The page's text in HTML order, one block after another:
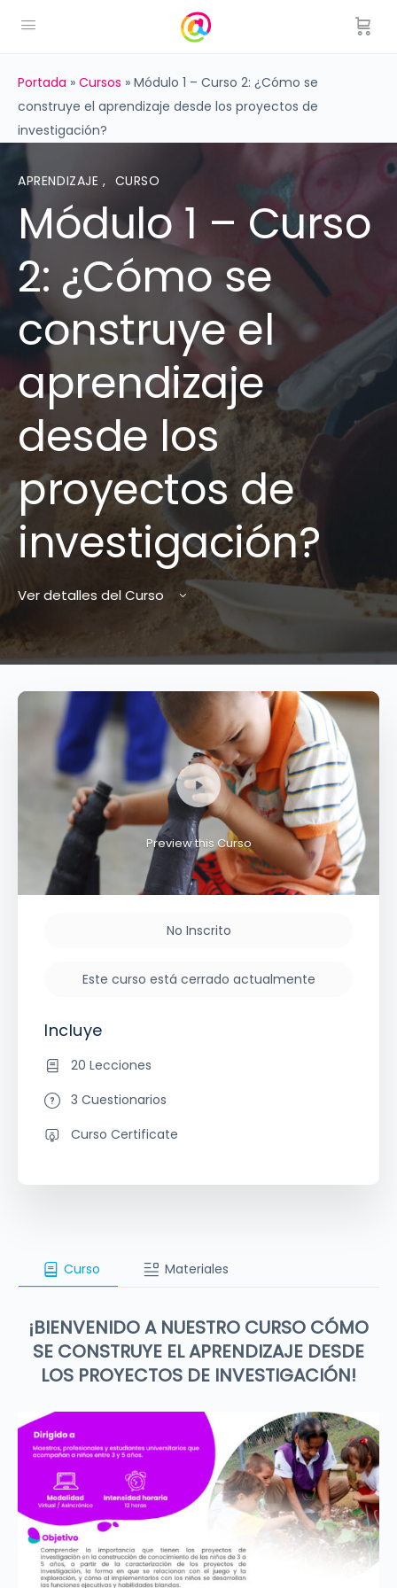
Portada » Cursos » Módulo 1 – Curso 2: ¿Cómo se
construye el aprendizaje desde los proyectos de
investigación?
APRENDIZAJE, CURSO
Módulo 1 – Curso
2: ¿Cómo se
construye el
aprendizaje
desde los
proyectos de
investigación?
Ver detalles del Curso
Curso Materiales
¡BIENVENIDO A NUESTRO CURSO CÓMO
SE CONSTRUYE EL APRENDIZAJE DESDE
LOS PROYECTOS DE INVESTIGACIÓN!
Preview this Curso
No Inscrito
Este curso está cerrado actualmente
Incluye
20 Lecciones
3 Cuestionarios
Curso Certificate